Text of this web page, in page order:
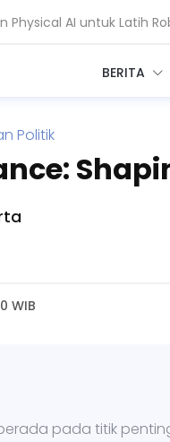
Physical AI untuk Latih
BERITA
Politik
WIB
pada titik